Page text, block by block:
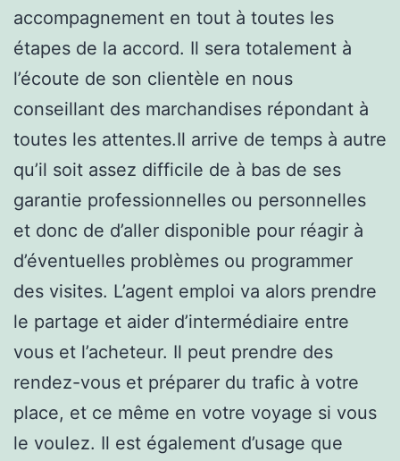
accompagnement en tout à toutes les
étapes de la accord. Il sera totalement à
l’écoute de son clientèle en nous
conseillant des marchandises répondant à
toutes les attentes.Il arrive de temps à autre
qu’il soit assez difficile de à bas de ses
garantie professionnelles ou personnelles
et donc de d’aller disponible pour réagir à
d’éventuelles problèmes ou programmer
des visites. L’agent emploi va alors prendre
le partage et aider d’intermédiaire entre
vous et l’acheteur. Il peut prendre des
rendez-vous et préparer du trafic à votre
place, et ce même en votre voyage si vous
le voulez. Il est également d’usage que